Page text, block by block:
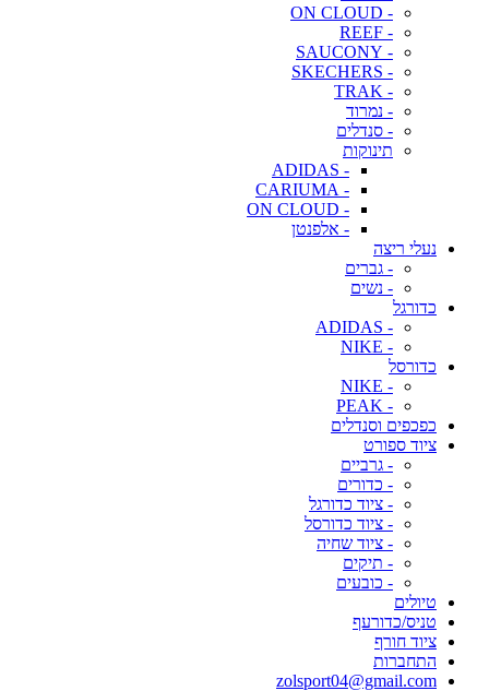
- ON CLOUD
- REEF
- SAUCONY
- SKECHERS
- TRAK
- נמרוד
- סנדלים
תינוקות
- ADIDAS
- CARIUMA
- ON CLOUD
- אלפנטן
נעלי ריצה
- גברים
- נשים
כדורגל
- ADIDAS
- NIKE
כדורסל
- NIKE
- PEAK
כפכפים וסנדלים
ציוד ספורט
- גרביים
- כדורים
- ציוד כדורגל
- ציוד כדורסל
- ציוד שחיה
- תיקים
- כובעים
טיולים
טניס/כדורעף
ציוד חורף
התחברות
zolsport04@gmail.com